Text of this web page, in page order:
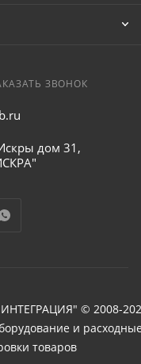
ЗВОНОК
дом 31,
© 2008-
и
товаров